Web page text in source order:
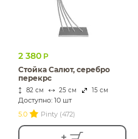
2 380 Р
Стойка Салют, серебро
перекрс
82 см 25 см 15 см
Доступно: 10 шт
5.0
Pinty (472)